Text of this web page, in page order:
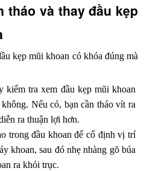
tháo và thay đầu kẹp
kẹp mũi khoan có khóa đúng mà
kiểm tra xem đầu kẹp mũi khoan
Nếu có, bạn cần tháo vít ra
ra thuận lợi hơn.
trong đầu khoan để cố định vị trí
khoan, sau đó nhẹ nhàng gõ búa
ra khỏi trục.